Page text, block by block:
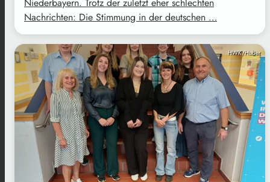
Nachrichten: Die Stimmung in der deutschen …
HWK/Huber